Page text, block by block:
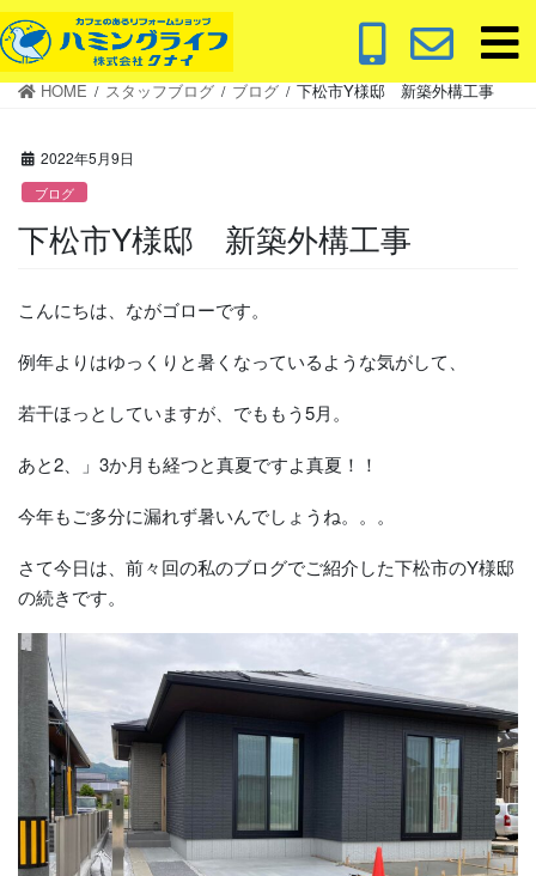
コ
ン
テ
ナ
ビ
ゲ
HOME スタッフブログ ブログ 下松市Y様邸 新築外構工事
2022年5月9日
ブログ
下松市Y様邸 新築外構工事
こんにちは、ながゴローです。
例年よりはゆっくりと暑くなっているような気がして、
若干ほっとしていますが、でももう5月。
あと2、」3か月も経つと真夏ですよ真夏！！
今年もご多分に漏れず暑いんでしょうね。。。
さて今日は、前々回の私のブログでご紹介した下松市のY様邸
の続きです。